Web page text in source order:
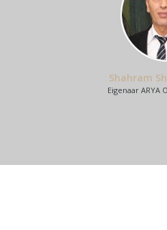
Shahram
Eigenaar ARYA